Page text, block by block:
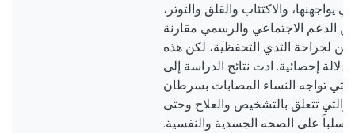
يواجهنها، والاكتئاب والقلق والتوتر،
الدعم الاجتماعي والرسمي مقارنة
لجراحة الثدي التحفظية، لكن هذه
إحصائية. ادت نتائج الدراسة إلى
تواجه النساء المصابات بسرطان
تتعلق بالتشخيص والعلاج وحتى
سلباً على الصحه الجسدية والنفسية.